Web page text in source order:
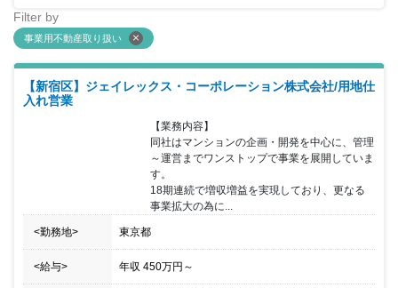
Filter by
事業用不動産取り扱い
【新宿区】ジェイレックス・コーポレーション株式会社/用地仕
入れ営業
【業務内容】
同社はマンションの企画・開発を中心に、管理
～運営までワンストップで事業を展開していま
す。
18期連続で増収増益を実現しており、更なる
事業拡大の為に...
<勤務地> 東京都
<給与> 年収 450万円 ～